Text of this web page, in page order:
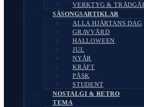
VERKTYG &
SÄSONGSARTIKLAR
ALLA HJÄRTANS DAG
GRAVVÅRD
HALLOWEEN
JUL
NYÅR
KRÄFT
PÅSK
STUDENT
NOSTALGI & RETRO
TEMA